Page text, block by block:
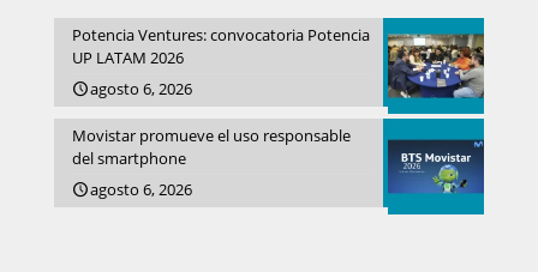
Potencia Ventures: convocatoria Potencia
UP LATAM 2026
agosto 6, 2026
Movistar promueve el uso responsable
del smartphone
agosto 6, 2026